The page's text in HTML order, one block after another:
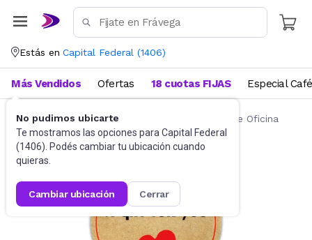
Estás en Capital Federal (1406)
No pudimos ubicarte
Te mostramos las opciones para Capital Federal
(1406). Podés cambiar tu ubicación cuando
quieras.
cambiar ubicación cerrar
Más Vendidos Ofertas 18 cuotas FIJAS Especial Café
Artículos de Librería y Papelería Artículos de Oficina